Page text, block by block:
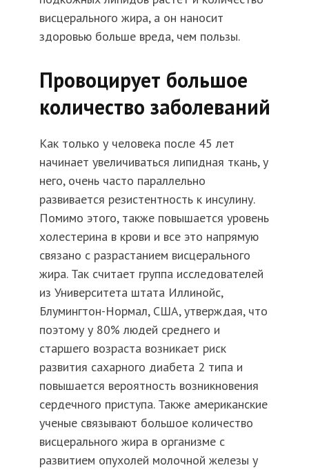
висцерального жира, а он наносит
здоровью больше вреда, чем пользы.
Провоцирует большое
количество заболеваний
Как только у человека после 45 лет
начинает увеличиваться липидная ткань, у
него, очень часто параллельно
развивается резистентность к инсулину.
Помимо этого, также повышается уровень
холестерина в крови и все это напрямую
связано с разрастанием висцерального
жира. Так считает группа исследователей
из Университета штата Иллинойс,
Блумингтон-Нормал, США, утверждая, что
поэтому у 80% людей среднего и
старшего возраста возникает риск
развития сахарного диабета 2 типа и
повышается вероятность возникновения
сердечного приступа. Также американские
ученые связывают большое количество
висцерального жира в организме с
развитием опухолей молочной железы у